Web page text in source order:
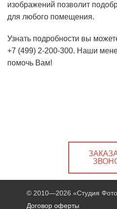
изображений позволит
для любого помещения.
Узнать подробности вы
+7 (499) 2-200-300. Наши
помочь Вам!
© 2010—2026 «Студия
Договор оферты